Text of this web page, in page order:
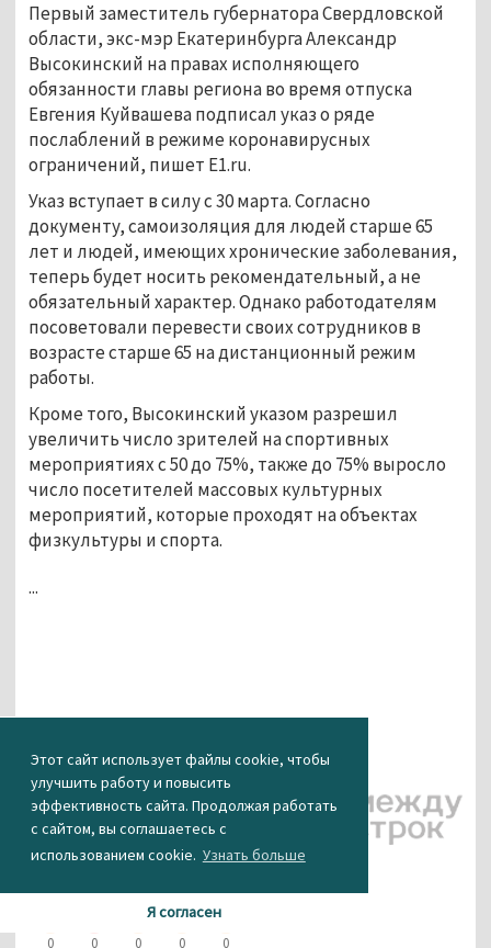
Этот сайт использует файлы cookie, чтобы
улучшить работу и повысить
эффективность сайта. Продолжая работать
с сайтом, вы соглашаетесь с
использованием cookie. Узнать больше
Я согласен
Первый заместитель губернатора Свердловской
области, экс-мэр Екатеринбурга Александр
Высокинский на правах исполняющего
обязанности главы региона во время отпуска
Евгения Куйвашева подписал указ о ряде
послаблений в режиме коронавирусных
ограничений, пишет E1.ru.
Указ вступает в силу с 30 марта. Согласно
документу, самоизоляция для людей старше 65
лет и людей, имеющих хронические заболевания,
теперь будет носить рекомендательный, а не
обязательный характер. Однако работодателям
посоветовали перевести своих сотрудников в
возрасте старше 65 на дистанционный режим
работы.
Кроме того, Высокинский указом разрешил
увеличить число зрителей на спортивных
мероприятиях с 50 до 75%, также до 75% выросло
число посетителей массовых культурных
мероприятий, которые проходят на объектах
физкультуры и спорта.
...
0 0 0 0 0